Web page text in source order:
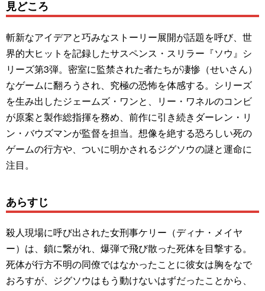
見どころ
斬新なアイデアと巧みなストーリー展開が話題を呼び、世
界的大ヒットを記録したサスペンス・スリラー『ソウ』シ
リーズ第3弾。密室に監禁された者たちが凄惨（せいさん）
なゲームに翻ろうされ、究極の恐怖を体感する。シリーズ
を生み出したジェームズ・ワンと、リー・ワネルのコンビ
が原案と製作総指揮を務め、前作に引き続きダーレン・リ
ン・バウズマンが監督を担当。想像を絶する恐ろしい死の
ゲームの行方や、ついに明かされるジグソウの謎と運命に
注目。
あらすじ
殺人現場に呼び出された女刑事ケリー（ディナ・メイヤ
ー）は、鎖に繋がれ、爆弾で飛び散った死体を目撃する。
死体が行方不明の同僚ではなかったことに彼女は胸をなで
おろすが、ジグソウはもう動けないはずだったことから、